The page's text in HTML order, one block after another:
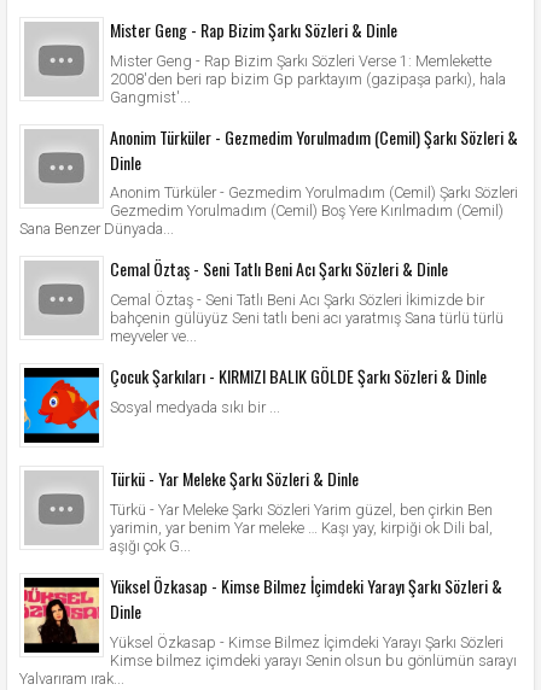
Mister Geng - Rap Bizim Şarkı Sözleri & Dinle
Mister Geng - Rap Bizim Şarkı Sözleri Verse 1: Memlekette
2008'den beri rap bizim Gp parktayım (gazipaşa parkı), hala
Gangmist'...
Anonim Türküler - Gezmedim Yorulmadım (Cemil) Şarkı Sözleri &
Dinle
Anonim Türküler - Gezmedim Yorulmadım (Cemil) Şarkı Sözleri
Gezmedim Yorulmadım (Cemil) Boş Yere Kırılmadım (Cemil)
Sana Benzer Dünyada...
Cemal Öztaş - Seni Tatlı Beni Acı Şarkı Sözleri & Dinle
Cemal Öztaş - Seni Tatlı Beni Acı Şarkı Sözleri İkimizde bir
bahçenin gülüyüz Seni tatlı beni acı yaratmış Sana türlü türlü
meyveler ve...
Çocuk Şarkıları - KIRMIZI BALIK GÖLDE Şarkı Sözleri & Dinle
Sosyal medyada sıkı bir ...
Türkü - Yar Meleke Şarkı Sözleri & Dinle
Türkü - Yar Meleke Şarkı Sözleri Yarim güzel, ben çirkin Ben
yarimin, yar benim Yar meleke … Kaşı yay, kirpiği ok Dili bal,
aşığı çok G...
Yüksel Özkasap - Kimse Bilmez İçimdeki Yarayı Şarkı Sözleri &
Dinle
Yüksel Özkasap - Kimse Bilmez İçimdeki Yarayı Şarkı Sözleri
Kimse bilmez içimdeki yarayı Senin olsun bu gönlümün sarayı
Yalvarıram ırak...